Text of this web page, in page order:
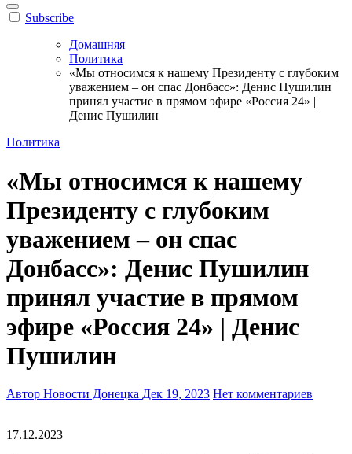
Subscribe
Домашняя
Политика
«Мы относимся к нашему Президенту с глубоким
уважением – он спас Донбасс»: Денис Пушилин
принял участие в прямом эфире «Россия 24» |
Денис Пушилин
Политика
«Мы относимся к нашему
Президенту с глубоким
уважением – он спас
Донбасс»: Денис Пушилин
принял участие в прямом
эфире «Россия 24» | Денис
Пушилин
Автор Новости Донецка Дек 19, 2023 Нет комментариев
17.12.2023